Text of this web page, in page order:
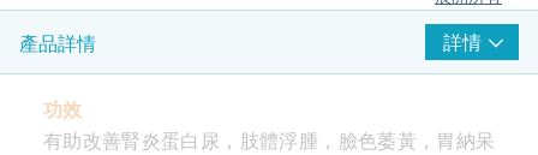
產品詳情 詳情
功效
有助改善腎炎蛋白尿，肢體浮腫，臉色萎黃，胃納呆